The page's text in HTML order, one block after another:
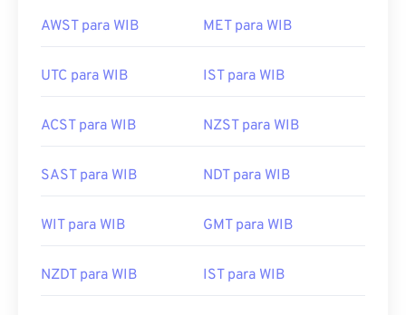
AWST para WIB MET para WIB
UTC para WIB IST para WIB
ACST para WIB NZST para WIB
SAST para WIB NDT para WIB
WIT para WIB GMT para WIB
NZDT para WIB IST para WIB